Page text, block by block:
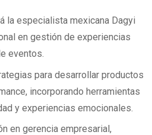
la especialista mexicana Dagyi
en gestión de experiencias
eventos.
para desarrollar productos
incorporando herramientas
y experiencias emocionales.
en gerencia empresarial,